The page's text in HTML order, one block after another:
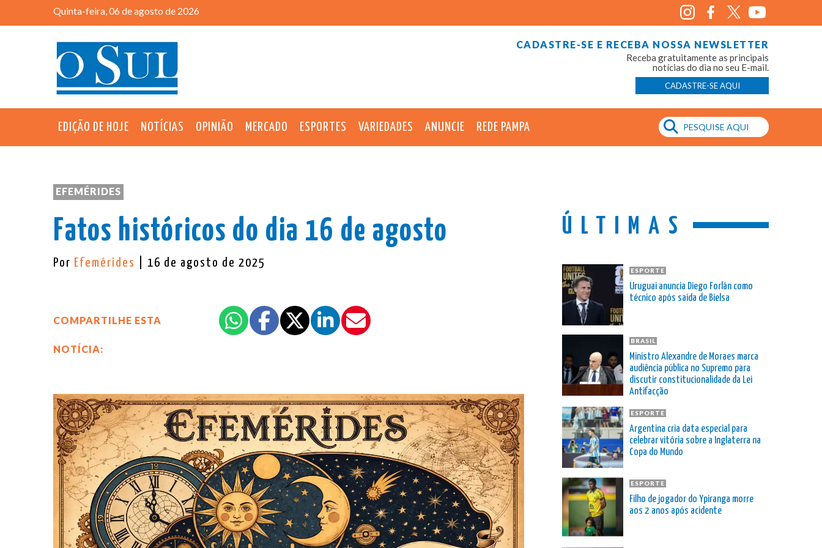
Quinta-feira, 06 de agosto de 2026
CADASTRE-SE E RECEBA NOSSA NEWSLETTER
Receba gratuitamente as principais
notícias do dia no seu E-mail.
CADASTRE-SE AQUI
EDIÇÃO DE HOJE NOTÍCIAS OPINIÃO MERCADO ESPORTES VARIEDADES ANUNCIE REDE PAMPA
EFEMÉRIDES
Fatos históricos do dia 16 de agosto
Por Efemérides | 16 de agosto de 2025
COMPARTILHE ESTA
NOTÍCIA:
ÚLTIMAS
ESPORTE
Uruguai anuncia Diego Forlán como
técnico após saída de Bielsa
BRASIL
Ministro Alexandre de Moraes marca
audiência pública no Supremo para
discutir constitucionalidade da Lei
Antifacção
ESPORTE
Argentina cria data especial para
celebrar vitória sobre a Inglaterra na
Copa do Mundo
ESPORTE
Filho de jogador do Ypiranga morre
aos 2 anos após acidente